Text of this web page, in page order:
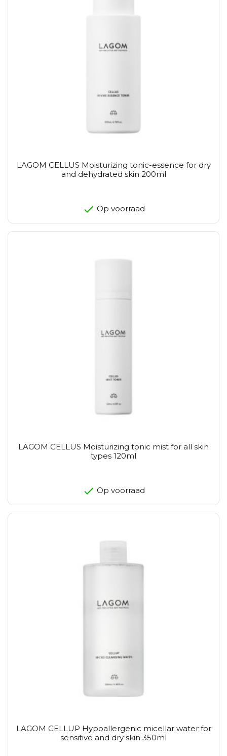
LAGOM CELLUS Moisturizing tonic-essence for dry
and dehydrated skin 200ml
Op voorraad
LAGOM CELLUS Moisturizing tonic mist for all skin
types 120ml
Op voorraad
LAGOM CELLUP Hypoallergenic micellar water for
sensitive and dry skin 350ml